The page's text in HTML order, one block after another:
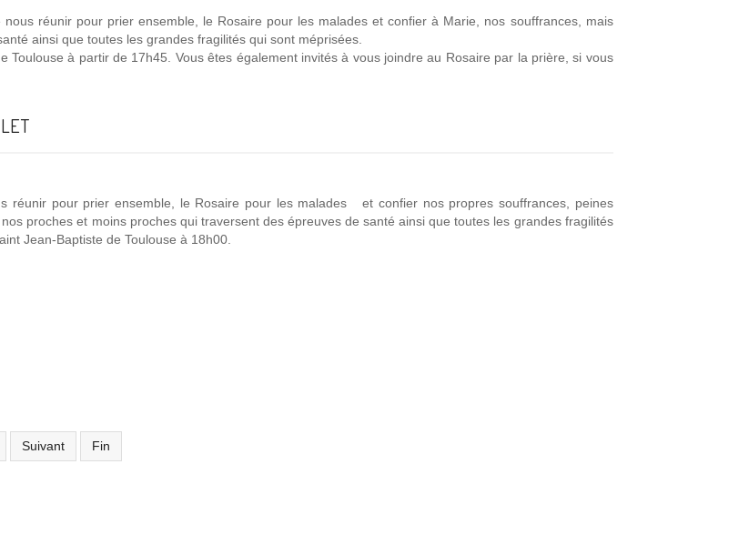
réunir pour prier ensemble, le Rosaire pour les malades et confier à Marie, nos souffrances, mais
ainsi que toutes les grandes fragilités qui sont méprisées.
Toulouse à partir de 17h45. Vous êtes également invités à vous joindre au Rosaire par la prière, si vous
réunir pour prier ensemble, le Rosaire pour les malades et confier nos propres souffrances, peines
proches et moins proches qui traversent des épreuves de santé ainsi que toutes les grandes fragilités
Jean-Baptiste de Toulouse à 18h00.
Suivant Fin